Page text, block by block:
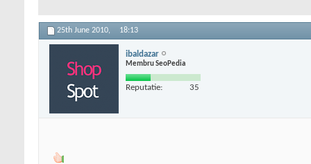
25th June 2010, 18:13
ibaldazar
Membru SeoPedia
Reputatie: 35